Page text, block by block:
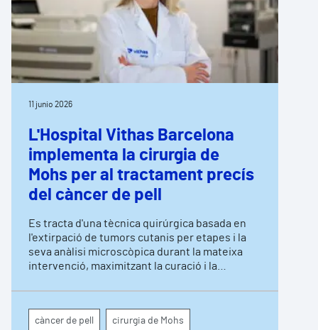
11 junio 2026
L'Hospital Vithas Barcelona
implementa la cirurgia de
Mohs per al tractament precís
del càncer de pell
Es tracta d'una tècnica quirúrgica basada en
l'extirpació de tumors cutanis per etapes i la
seva anàlisi microscòpica durant la mateixa
intervenció, maximitzant la curació i la
Europeu de la Prevenció del Càncer de Pell,
que es commemora aquest 13 de juny,
l'hospital també recorda la importància de
càncer de pell cirurgia de Mohs